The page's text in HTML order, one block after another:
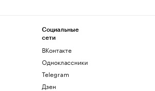
Социальные
сети
ВКонтакте
Одноклассники
Telegram
Дзен